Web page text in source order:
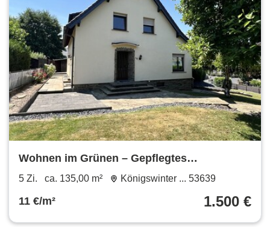
Wohnen im Grünen – Gepflegtes
Einfamilienhaus mit Garage und großem
5 Zi. ca. 135,00 m² Königswinter ... 53639
11 €/m² 1.500 €